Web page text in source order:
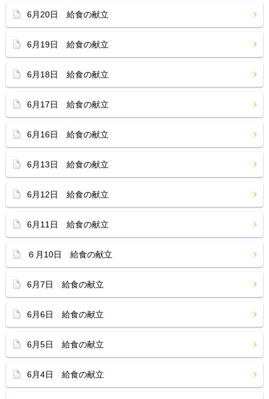
6月20日 給食の献立
6月19日 給食の献立
6月18日 給食の献立
6月17日 給食の献立
6月16日 給食の献立
6月13日 給食の献立
6月12日 給食の献立
6月11日 給食の献立
６月10日 給食の献立
6月7日 給食の献立
6月6日 給食の献立
6月5日 給食の献立
6月4日 給食の献立